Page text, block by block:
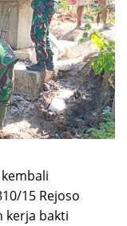
15 Rejoso
kerja bakti